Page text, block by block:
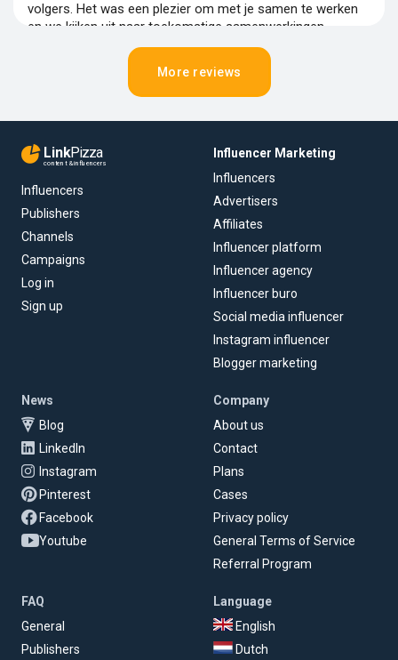
volgers. Het was een plezier om met je samen te werken
en we kijken uit naar toekomstige samenwerkingen.
Nogmaals bedankt voor je fantastische werk! Groet, Team
More reviews
LinkPizza
content & influencers
Influencers
Publishers
Channels
Campaigns
Log in
Sign up
Influencer Marketing
Influencers
Advertisers
Affiliates
Influencer platform
Influencer agency
Influencer buro
Social media influencer
Instagram influencer
Blogger marketing
News
Blog
LinkedIn
Instagram
Pinterest
Facebook
Youtube
Company
About us
Contact
Plans
Cases
Privacy policy
General Terms of Service
Referral Program
FAQ
General
Publishers
Language
English
Dutch